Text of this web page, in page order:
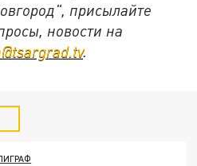
присылайте
новости на
.